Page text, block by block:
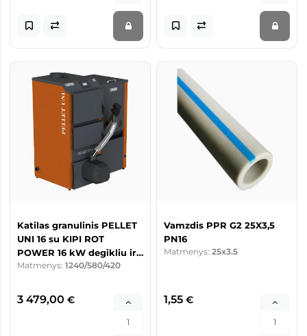
Katilas granulinis PELLET
UNI 16 su KIPI ROT
POWER 16 kW degikliu ir
230 l talpa
Matmenys: 1240/580/420
3 479,00 €
Vamzdis PPR G2 25X3,5
PN16
Matmenys: 25x3.5
1,55 €